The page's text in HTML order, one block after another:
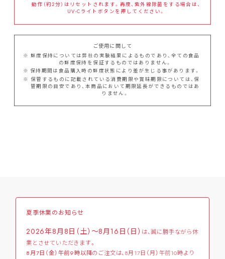
動作（約2分）はリセットされます。再度、紫外線除菌をする場合は、
UV-Cライトボタンを押してください。
ご使用に 関して
鮮度保持については弊社の実験結果によるものであり、全ての食品
の鮮度保持を保証するものではありません。
保持期間は食品購入時の鮮度状態により差が生じる事があります。
保管するものに記載されている消費期限や賞味期限については、保
管期限の目安であり、本商品において期限延長ができるものではあ
りません。
夏季休業のお知らせ
2026年8月8日（土）～8月16日（日） は、誠に勝手ながら休
業とさせていただきます。
8月7日（金）午前9時以降のご注文は、8月17日（月）午前10時より